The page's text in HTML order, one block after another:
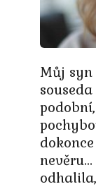
Můj syn